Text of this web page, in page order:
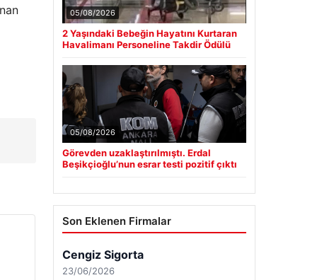
05/08/2026
2 Yaşındaki Bebeğin Hayatını Kurtaran
Havalimanı Personeline Takdir Ödülü
05/08/2026
Görevden uzaklaştırılmıştı. Erdal
Beşikçioğlu’nun esrar testi pozitif çıktı
Son Eklenen Firmalar